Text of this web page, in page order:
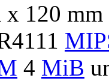
x 120
4 MiB